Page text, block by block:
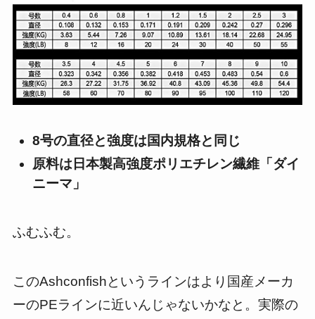
8号の直径と強度は国内規格と同じ
原料は日本製高強度ポリエチレン繊維「ダイ
ニーマ」
ふむふむ。
このAshconfishというラインはより国産メーカ
ーのPEラインに近いんじゃないかなと。実際の